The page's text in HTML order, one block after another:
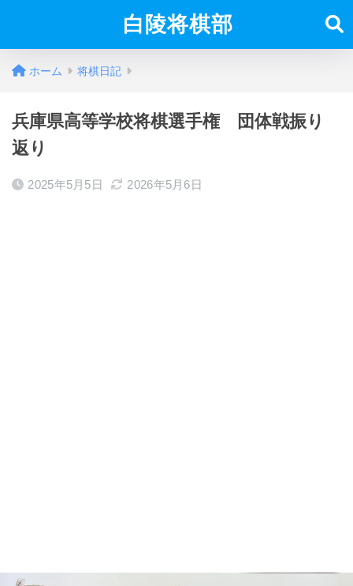
白陵将棋部
ホーム 将棋日記
兵庫県高等学校将棋選手権 団体戦振り
返り
2025年5月5日 2026年5月6日